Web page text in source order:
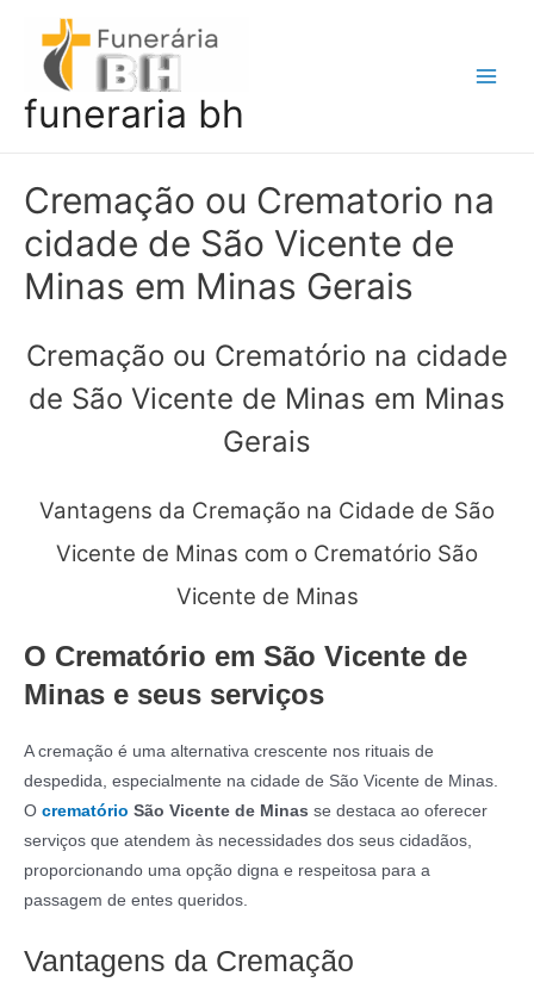
conteúdo
funeraria bh
Cremação ou Crematorio na
cidade de São Vicente de
Minas em Minas Gerais
Cremação ou Crematório na cidade
de São Vicente de Minas em Minas
Gerais
Vantagens da Cremação na Cidade de São
Vicente de Minas com o Crematório São
Vicente de Minas
O Crematório em São Vicente de
Minas e seus serviços
A cremação é uma alternativa crescente nos rituais de
despedida, especialmente na cidade de São Vicente de Minas.
O crematório São Vicente de Minas se destaca ao oferecer
serviços que atendem às necessidades dos seus cidadãos,
proporcionando uma opção digna e respeitosa para a
passagem de entes queridos.
Vantagens da Cremação